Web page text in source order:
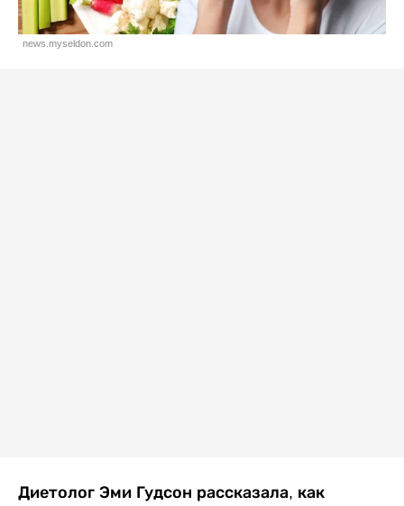
news.myseldon.com
Диетолог Эми Гудсон рассказала, как